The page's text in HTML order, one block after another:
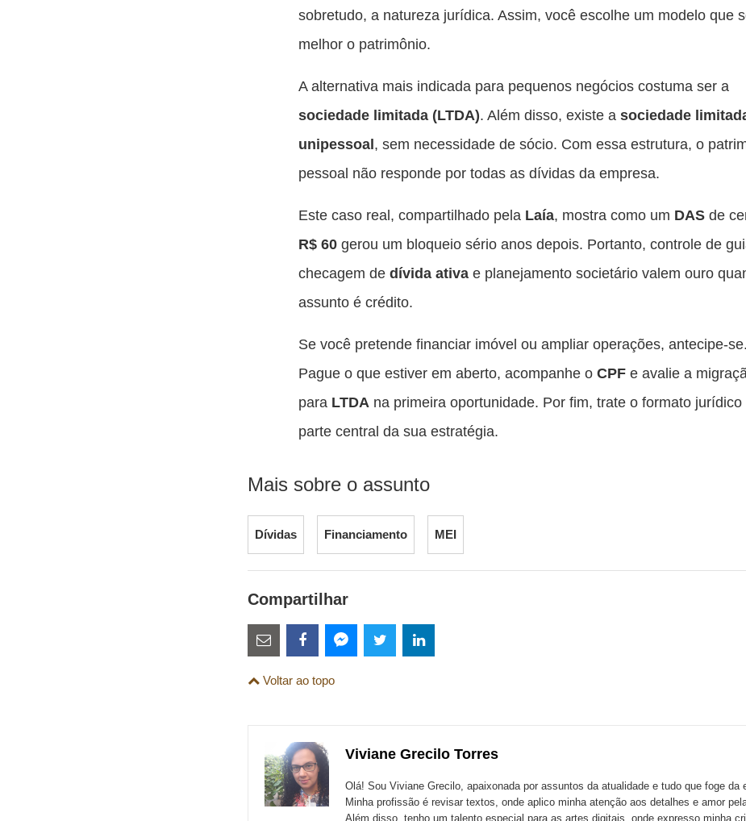
sobretudo, a natureza jurídica. Assim, você escolhe um modelo que
melhor o patrimônio.
A alternativa mais indicada para pequenos negócios costuma ser a
sociedade limitada (LTDA). Além disso, existe asociedade
unipessoal, sem necessidade de sócio. Com essa estrutura, o
pessoal não responde por todas as dívidas da empresa.
Este caso real, compartilhado pela Laía, mostra como um DAS de
R$ 60 gerou um bloqueio sério anos depois. Portanto, controle de
checagem dedívida ativa e planejamento societário valem ouro
assunto é crédito.
Se você pretende financiar imóvel ou ampliar operações, antecipe-se.
Pague o que estiver em aberto, acompanhe oCPF e avalie a
para LTDA na primeira oportunidade. Por fim, trate o formato jurídico
parte central da sua estratégia.
Mais sobre o assunto
Dívidas Financiamento MEI
Compartilhar
Estes
links
são
sites
externos
com
Email
esta
com
Facebook
Voltar ao topo
Viviane Grecilo Torres
Olá! Sou Viviane Grecilo, apaixonada por assuntos da atualidade e tudo que foge da
Minha profissão é revisar textos, onde aplico minha atenção aos detalhes e amor
Além disso, tenho um talento especial para as artes digitais, onde expresso minha